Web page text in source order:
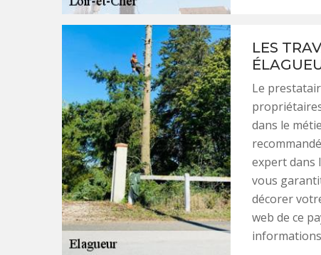
LES
Le
dans le
expert dans
vous
décorer
web de ce